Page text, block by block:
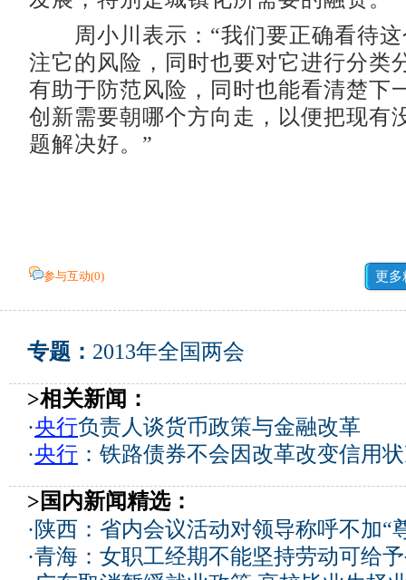
周小川表示：“我们要正确看待这
注它的风险，同时也要对它进行分类
有助于防范风险，同时也能看清楚下
创新需要朝哪个方向走，以便把现有
题解决好。”
参与互动(0) 更多
专题： 2013年全国两会
>相关新闻：
·央行负责人谈货币政策与金融改革
·央行 ：铁路债券不会因改革改变信用
>国内新闻精选：
· 陕西：省内会议活动对领导称呼不加“
·青海：女职工经期不能坚持劳动可给